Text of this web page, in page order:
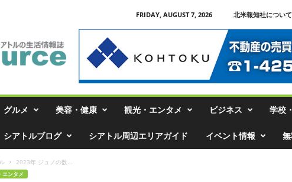
FRIDAY, AUGUST 7, 2026 北米報知社について
グルメ 美容・健康 観光・エンタメ ビジネス 学校
シアトルブログ シアトル周辺エリアガイド イベント情報
2023年 ジュノの数...
エンタメ